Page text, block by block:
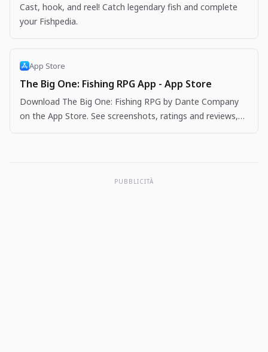
Cast, hook, and reel! Catch legendary fish and complete
your Fishpedia.
App Store
The Big One: Fishing RPG App - App Store
Download The Big One: Fishing RPG by Dante Company
on the App Store. See screenshots, ratings and reviews,
PUBBLICITÀ